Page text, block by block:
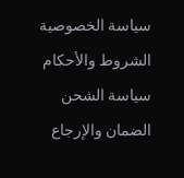
سياسة الخصوصية
الشروط والأحكام
سياسة الشحن
الضمان والإرجاع